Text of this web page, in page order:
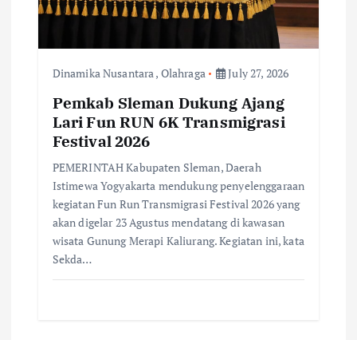
Dinamika Nusantara, Olahraga July 27, 2026
Pemkab Sleman Dukung Ajang
Lari Fun RUN 6K Transmigrasi
Festival 2026
PEMERINTAH Kabupaten Sleman, Daerah
Istimewa Yogyakarta mendukung penyelenggaraan
kegiatan Fun Run Transmigrasi Festival 2026 yang
akan digelar 23 Agustus mendatang di kawasan
wisata Gunung Merapi Kaliurang. Kegiatan ini, kata
Sekda…